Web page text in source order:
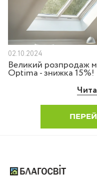
02.10.2024
Великий розпродаж
Optima - знижка 15%!